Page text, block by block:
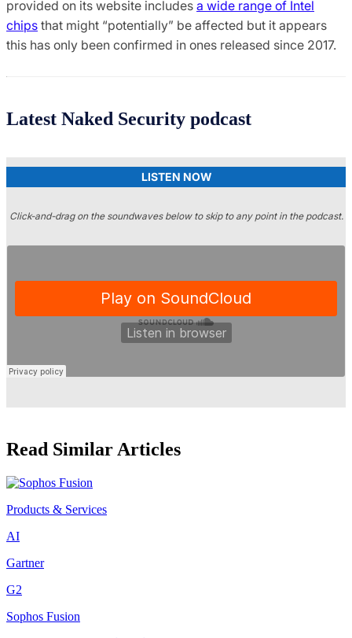
provided on its website includes a wide range of Intel
chips that might “potentially” be affected but it appears
this has only been confirmed in ones released since 2017.
Latest Naked Security podcast
LISTEN NOW
Click-and-drag on the soundwaves below to skip to any point in the podcast.
Read Similar Articles
Products & Services
AI
Gartner
G2
Sophos Fusion